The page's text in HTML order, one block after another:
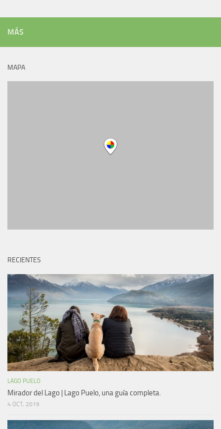
MÁS
MAPA
RECIENTES
LAGO PUELO
Mirador del Lago | Lago Puelo, una guía completa.
4 OCT, 2019